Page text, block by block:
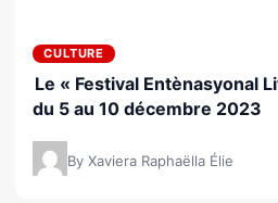
CULTURE
Le « Festival Entènasyonal
du 5 au 10 décembre 2023
By Xaviera Raphaëlla Élie